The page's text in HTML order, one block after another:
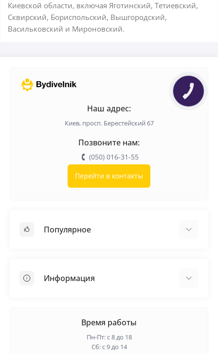
Киевской области, включая Яготинский, Тетиевский,
Сквирский, Бориспольский, Вышгородский,
Васильковский и Мироновский.
Наш адрес:
Киев, просп. Берестейский 67
Позвоните нам:
(050) 016-31-55
Перейти в контакты
Популярное
Самовыравнивающая смесь
Информация
Время работы
Пн-Пт: с 8 до 18
Сб: с 9 до 14
КНОПКА
ЗВ'ЯЗКУ